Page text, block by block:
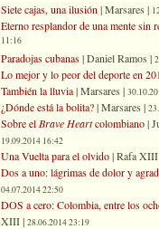
Siete cajas, una ilusión | Marsares |
Eterno resplandor de una mente sin
11:16
Paradojas cubanas| Daniel Ramos |
Lo mejor y lo peor del deporte en
También la lluvia| Marsares |
¿Dónde está la bolita?| Marsares |
Sobre el Brave Heartcolombiano|
19.09.2014 16:42
Una Vuelta para el olvido| Rafa
Dos a uno: lágrimas de dolor y
04.07.2014 22:50
DOS a cero: Colombia, entre los
XIII | 28.06.2014 23:19